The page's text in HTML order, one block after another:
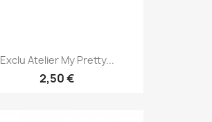
Exclu Atelier My Pretty...
2,50 €